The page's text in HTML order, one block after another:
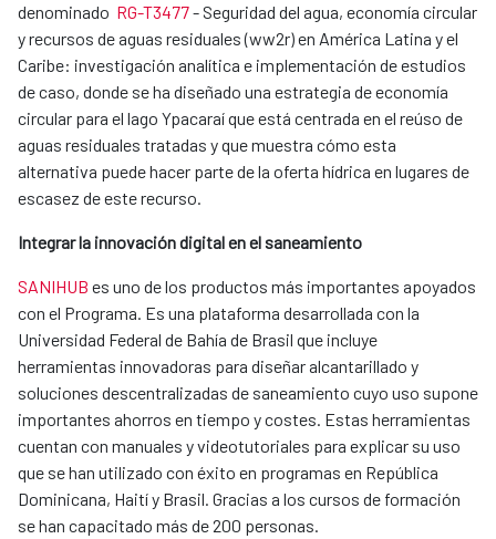
denominado ​ RG-T3477- Seguridad del agua, economía circular
y recursos de aguas residuales (ww2r) en América Latina y el
Caribe: investigación analítica e implementación de estudios
de caso, donde se ha diseñado una estrategia de economía
circular para el lago Ypacaraí que está centrada en el reúso de
aguas residuales tratadas y que muestra cómo esta
alternativa puede hacer parte de la oferta hídrica en lugares de
escasez de este recurso.
Integrar la innovación digital en el saneamiento
SANIHUB ​ es uno de los productos más importantes apoyados
con el Programa. Es una plataforma desarrollada con la
Universidad Federal de Bahía de Brasil que incluye
herramientas innovadoras para diseñar alcantarillado y
soluciones descentralizadas de saneamiento cuyo uso supone
importantes ahorros en tiempo y costes. Estas herramientas
cuentan con manuales y videotutoriales para explicar su uso
que se han utilizado con éxito en programas en República
Dominicana, Haití y Brasil. Gracias a los cursos de formación
se han capacitado más de 200 personas.